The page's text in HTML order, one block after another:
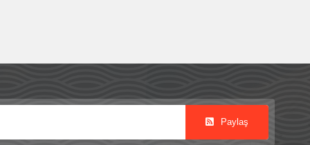
Paylaş